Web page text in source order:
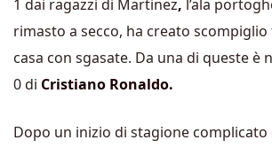
1 dai ragazzi di Martinez, l’ala
rimasto a secco, ha creato
casa con sgasate. Da una di queste è
0 di Cristiano Ronaldo.
Dopo un inizio di stagione complicato